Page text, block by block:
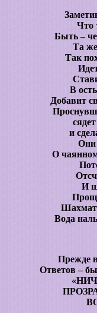
Что
Быть –
Та
Так
В
Добавит
и
Они
О
И
Вода
Прежде
Ответов –